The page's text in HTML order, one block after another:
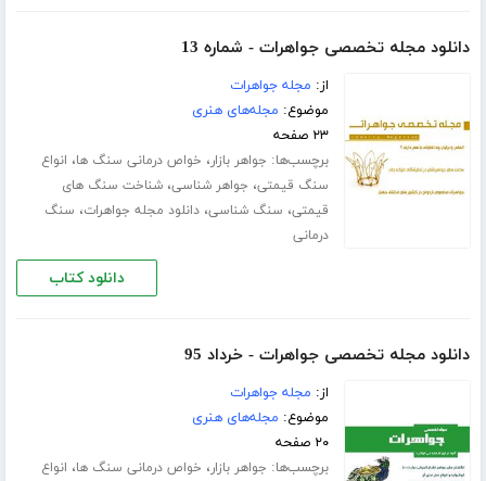
دانلود مجله تخصصی جواهرات - شماره 13
از: مجله جواهرات
موضوع: مجله‌های هنری
۲۳ صفحه
برچسب‌ها: جواهر بازار، خواص درمانی سنگ ها، انواع
سنگ قیمتی، جواهر شناسی،شناخت سنگ های
قیمتی، سنگ شناسی،دانلود مجله جواهرات، سنگ
درمانی
دانلود کتاب
دانلود مجله تخصصی جواهرات - خرداد 95
از: مجله جواهرات
موضوع: مجله‌های هنری
۲۰ صفحه
برچسب‌ها: جواهر بازار، خواص درمانی سنگ ها، انواع